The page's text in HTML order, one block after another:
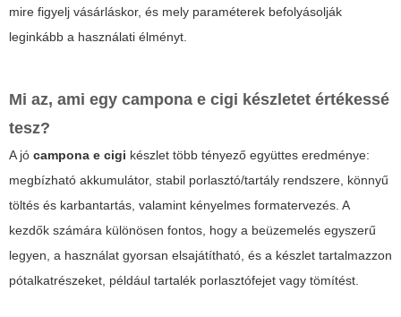
mire figyelj vásárláskor, és mely paraméterek befolyásolják
leginkább a használati élményt.
Mi az, ami egy campona e cigi készletet értékessé
tesz?
A jó campona e cigi készlet több tényező együttes eredménye:
megbízható akkumulátor, stabil porlasztó/tartály rendszere, könnyű
töltés és karbantartás, valamint kényelmes formatervezés. A
kezdők számára különösen fontos, hogy a beüzemelés egyszerű
legyen, a használat gyorsan elsajátítható, és a készlet tartalmazzon
pótalkatrészeket, például tartalék porlasztófejet vagy tömítést.